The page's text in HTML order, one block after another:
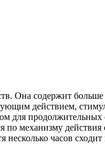
Она содержит
действием,
для
механизму
часов сходит